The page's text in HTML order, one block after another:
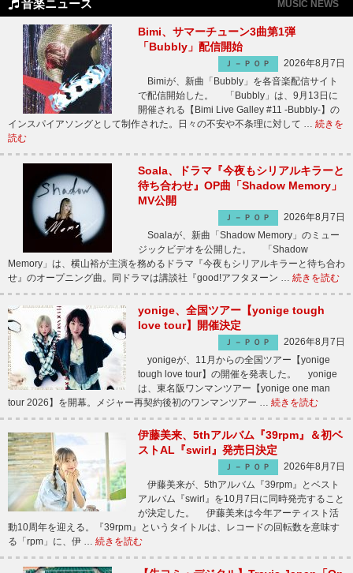
音楽ニュース MUSIC NEWS
Bimi、サマーチューン3曲第1弾
「Bubbly」配信開始
Ｊ－ＰＯＰ
2026年8月7日
Bimiが、新曲「Bubbly」を各音楽配信サイト
で配信開始した。 「Bubbly」は、9月13日に
開催される【Bimi Live Galley #11 -Bubbly-】の
インスパイアソングとして制作された。日々の不安や不条理に対して … 続きを
読む
Soala、ドラマ『今夜もシリアルキラーと
待ち合わせ』OP曲「Shadow Memory」
MV公開
Ｊ－ＰＯＰ
2026年8月7日
Soalaが、新曲「Shadow Memory」のミュー
ジックビデオを公開した。 「Shadow
Memory」は、横山裕が主演を務めるドラマ『今夜もシリアルキラーと待ち合わ
せ』のオープニング曲。同ドラマは講談社『good!アフタヌーン … 続きを読む
yonige、全国ツアー【yonige tough
love tour】開催決定
Ｊ－ＰＯＰ
2026年8月7日
yonigeが、11月からの全国ツアー【yonige
tough love tour】の開催を発表した。 yonige
は、東名阪ワンマンツアー【yonige one man
tour 2026】を開幕。メジャー再契約後初のワンマンツアー … 続きを読む
伊藤美来、5thアルバム『39rpm』＆初ベ
ストAL『swirl』発売日決定
Ｊ－ＰＯＰ
2026年8月7日
伊藤美来が、5thアルバム『39rpm』とベスト
アルバム『swirl』を10月7日に同時発売すること
が決定した。 伊藤美来は今年アーティスト活
動10周年を迎える。『39rpm』というタイトルは、レコードの回転数を意味す
る「rpm」に、伊 … 続きを読む